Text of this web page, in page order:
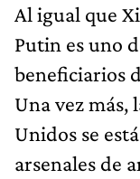
Al igual que
Putin es uno
beneficiarios
Una vez más,
Unidos se
arsenales de